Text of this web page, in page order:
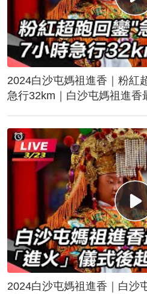
2024白沙屯媽祖進香｜粉紅
急行32km｜白沙屯媽祖進香
2024白沙屯媽祖進香｜白沙